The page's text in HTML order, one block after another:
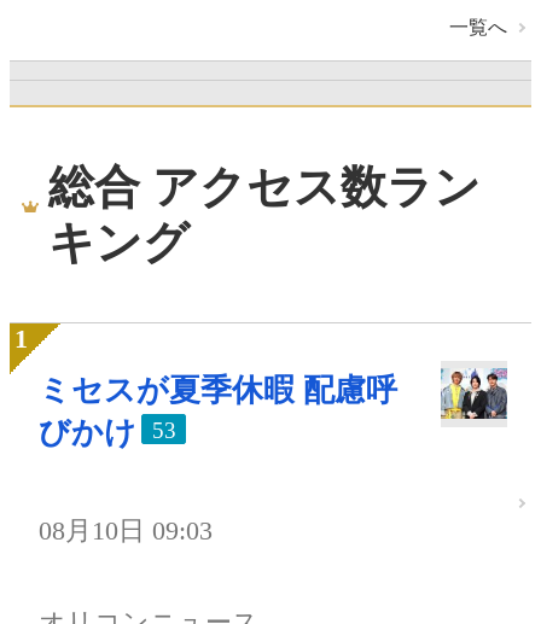
一覧へ
総合 アクセス数ラン
キング
ミセスが夏季休暇 配慮呼
びかけ
53
08月10日 09:03